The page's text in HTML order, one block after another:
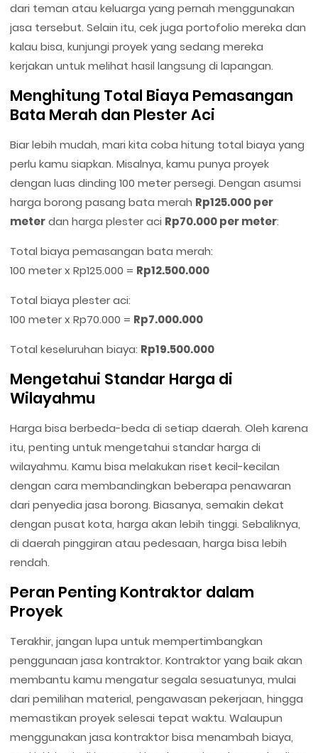
dari teman atau keluarga yang pernah menggunakan
jasa tersebut. Selain itu, cek juga portofolio mereka dan
kalau bisa, kunjungi proyek yang sedang mereka
kerjakan untuk melihat hasil langsung di lapangan.
Menghitung Total Biaya Pemasangan
Bata Merah dan Plester Aci
Biar lebih mudah, mari kita coba hitung total biaya yang
perlu kamu siapkan. Misalnya, kamu punya proyek
dengan luas dinding 100 meter persegi. Dengan asumsi
harga borong pasang bata merah Rp125.000 per
meterdan harga plester aci Rp70.000 per meter:
Total biaya pemasangan bata merah:
100 meter x Rp125.000 = Rp12.500.000
Total biaya plester aci:
100 meter x Rp70.000 = Rp7.000.000
Total keseluruhan biaya: Rp19.500.000
Mengetahui Standar Harga di
Wilayahmu
Harga bisa berbeda-beda di setiap daerah. Oleh karena
itu, penting untuk mengetahui standar harga di
wilayahmu. Kamu bisa melakukan riset kecil-kecilan
dengan cara membandingkan beberapa penawaran
dari penyedia jasa borong. Biasanya, semakin dekat
dengan pusat kota, harga akan lebih tinggi. Sebaliknya,
di daerah pinggiran atau pedesaan, harga bisa lebih
rendah.
Peran Penting Kontraktor dalam
Proyek
Terakhir, jangan lupa untuk mempertimbangkan
penggunaan jasa kontraktor. Kontraktor yang baik akan
membantu kamu mengatur segala sesuatunya, mulai
dari pemilihan material, pengawasan pekerjaan, hingga
memastikan proyek selesai tepat waktu. Walaupun
menggunakan jasa kontraktor bisa menambah biaya,